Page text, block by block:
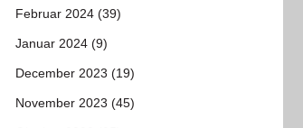
Februar 2024 (39)
Januar 2024 (9)
December 2023 (19)
November 2023 (45)